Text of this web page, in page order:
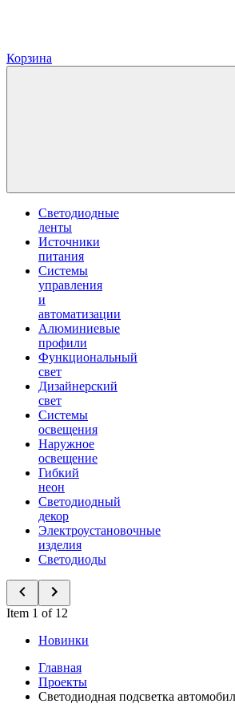
Корзина
Светодиодные
ленты
Источники
питания
Системы
управления
и
автоматизации
Алюминиевые
профили
Функциональный
свет
Дизайнерский
свет
Системы
освещения
Наружное
освещение
Гибкий
неон
Светодиодный
декор
Электроустановочные
изделия
Светодиоды
Item 1 of 12
Новинки
Главная
Проекты
Светодиодная подсветка